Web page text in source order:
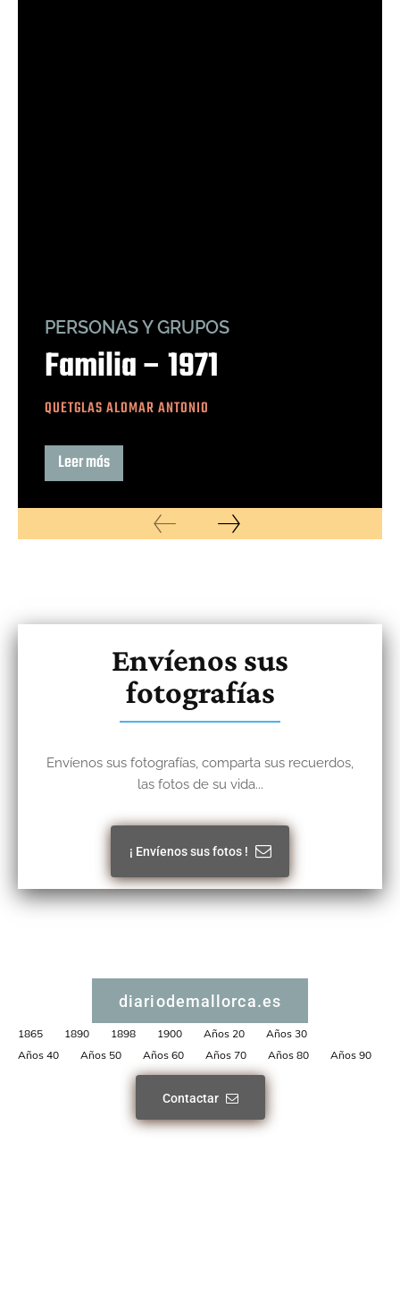
PERSONAS Y GRUPOS
Familia – 1971
QUETGLAS ALOMAR ANTONIO
Leer más
Envíenos sus
fotografías
Envíenos sus fotografías, comparta sus recuerdos,
las fotos de su vida...
¡ Envíenos sus fotos !
diariodemallorca.es
1865 1890 1898 1900 Años 20
Años 30
Años 40
Años 50 Años 60 Años 70 Años 80 Años 90
Contactar